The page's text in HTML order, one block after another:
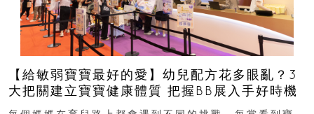
【給敏弱寶寶最好的愛】幼兒配方花多眼亂？3
大把關建立寶寶健康體質 把握BB展入手好時機